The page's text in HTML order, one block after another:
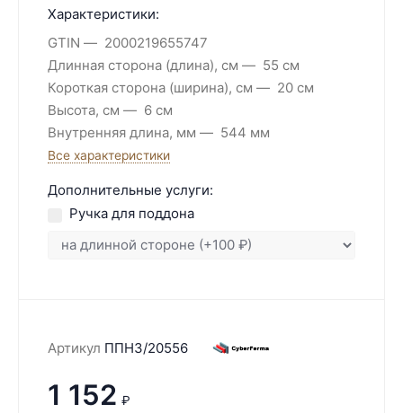
Характеристики:
GTIN
2000219655747
Длинная сторона (длина), см
55 см
Короткая сторона (ширина), см
20 см
Высота, см
6 см
Внутренняя длина, мм
544 мм
Все характеристики
Дополнительные услуги:
Ручка для поддона
Артикул ППН3/20556
1 152 ₽